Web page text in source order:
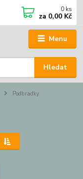
Menu
Hledat
0 ks
za 0,00 Kč
Podbradky